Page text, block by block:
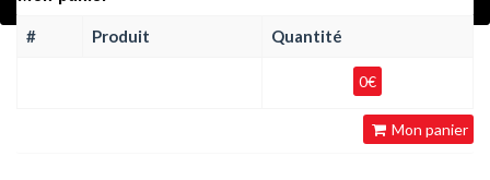
# Produit Quantité
0€
Mon panier